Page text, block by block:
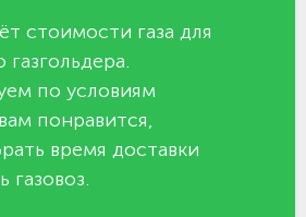
стоимости газа для
газгольдера.
по условиям
понравится,
время доставки
газовоз.